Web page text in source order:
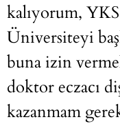
kalıyorum,
Üniversiteyi
buna izin
doktor eczacı
kazanmam